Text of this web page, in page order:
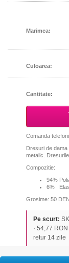
Marimea:
Culoarea:
Cantitate:
Comanda
Dresuri de
metalic.
Compozitie:
94%
6%
Grosime: 50 DEN
Pe scurt:
· 54,77
retur 14 zile